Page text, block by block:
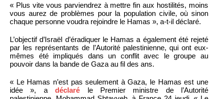
« Plus vite vous parviendrez à mettre fin aux hostilités, moins
vous aurez de problèmes pour la population civile, où sinon
chaque personne voudra rejoindre le Hamas », a-t-il déclaré.
L’objectif d’Israël d’éradiquer le Hamas a également été rejeté
par les représentants de l’Autorité palestinienne, qui ont eux-
mêmes été impliqués dans un conflit avec le groupe au
pouvoir dans la bande de Gaza au fil des ans.
« Le Hamas n’est pas seulement à Gaza, le Hamas est une
idée », adéclaré le Premier ministre de l’Autorité